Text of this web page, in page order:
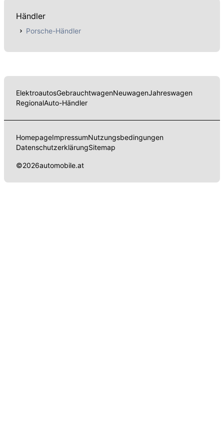
Händler
Porsche-Händler
ElektroautosGebrauchtwagenNeuwagenJahreswagen
RegionalAuto-Händler
HomepageImpressumNutzungsbedingungen
DatenschutzerklärungSitemap
©2026automobile.at